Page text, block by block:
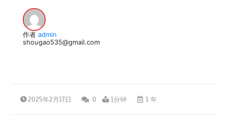
作者 admin
shougao535@gmail.com
2025年2月17日 0 1分钟 1 年